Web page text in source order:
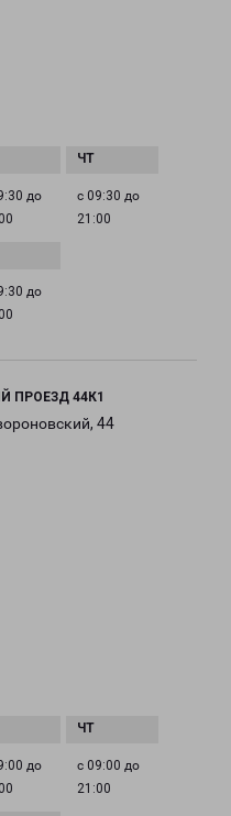
до
с 09:30 до
21:00
до
ПРОЕЗД 44К1
44
до
с 09:00 до
21:00